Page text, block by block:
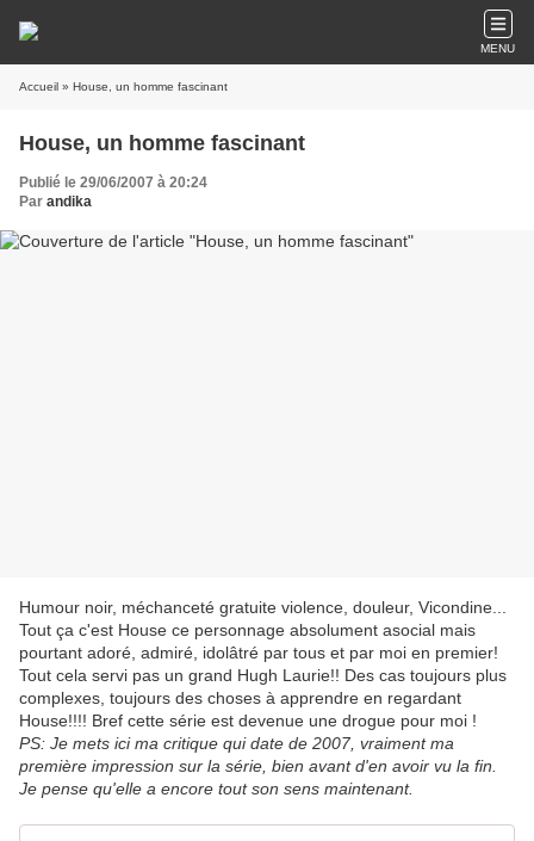
MENU
Accueil » House, un homme fascinant
House, un homme fascinant
Publié le 29/06/2007 à 20:24
Par andika
Humour noir, méchanceté gratuite violence, douleur, Vicondine...
Tout ça c'est House ce personnage absolument asocial mais
pourtant adoré, admiré, idolâtré par tous et par moi en premier!
Tout cela servi pas un grand Hugh Laurie!! Des cas toujours plus
complexes, toujours des choses à apprendre en regardant
House!!!! Bref cette série est devenue une drogue pour moi !
PS: Je mets ici ma critique qui date de 2007, vraiment ma
première impression sur la série, bien avant d'en avoir vu la fin.
Je pense qu'elle a encore tout son sens maintenant.